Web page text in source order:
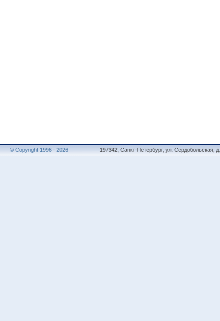
© Copyright 1996 - 2026 197342, Санкт-Петербург, ул. Сердобольская,